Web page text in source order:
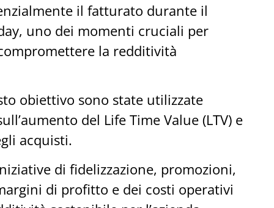
il fatturato durante il
uno dei momenti cruciali per
la redditività
obiettivo sono state utilizzate
del Life Time Value (LTV) e
acquisti.
di fidelizzazione, promozioni,
di profitto e dei costi operativi